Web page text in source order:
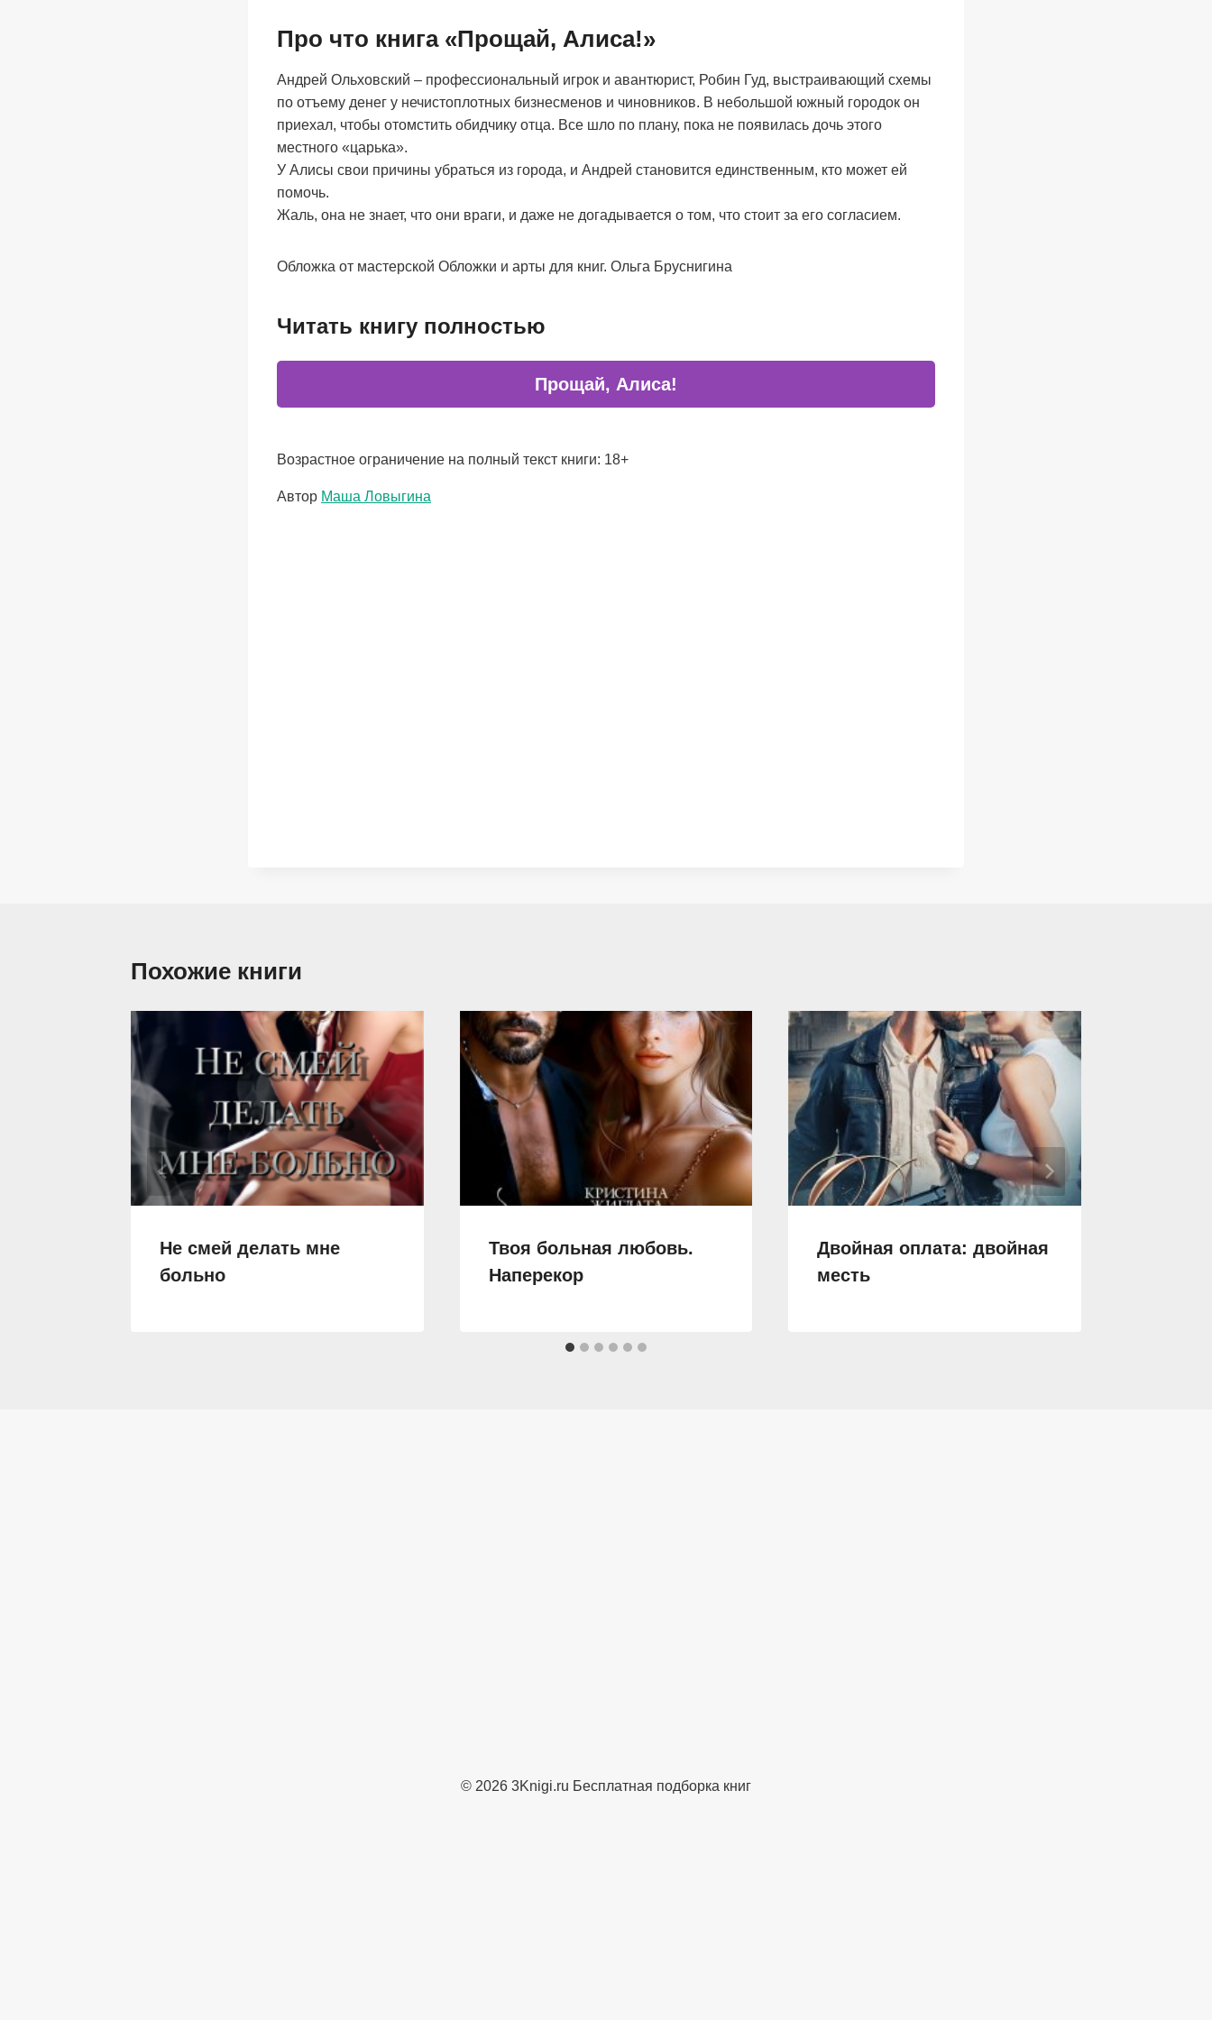
Про что книга «Прощай, Алиса!»
Андрей Ольховский – профессиональный игрок и авантюрист, Робин Гуд, выстраивающий схемы
по отъему денег у нечистоплотных бизнесменов и чиновников. В небольшой южный городок он
приехал, чтобы отомстить обидчику отца. Все шло по плану, пока не появилась дочь этого
местного «царька».
У Алисы свои причины убраться из города, и Андрей становится единственным, кто может ей
помочь.
Жаль, она не знает, что они враги, и даже не догадывается о том, что стоит за его согласием.
Обложка от мастерской Обложки и арты для книг. Ольга Бруснигина
Читать книгу полностью
Прощай, Алиса!
Возрастное ограничение на полный текст книги: 18+
Метки
Автор Маша Ловыгина
Похожие книги
Не смей делать мне
больно
Твоя больная любовь.
Наперекор
Двойная оплата: двойная
месть
© 2026 3Knigi.ru Бесплатная подборка книг